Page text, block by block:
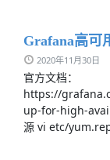
Grafana高可
2020年11月30日
官方文档：
https://
up-for-high-
源 vi etc/